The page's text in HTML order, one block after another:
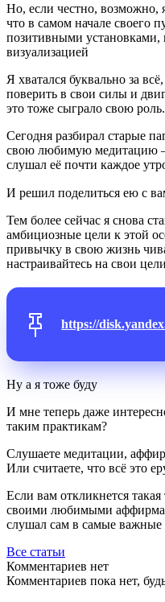
Но, если честно,
что в самом начале своего
позитивными установками,
визуализацией
Я хватался буквально за
поверить в свои силы и
это тоже сыграло свою роль.
Сегодня разбирал старые
свою любимую медитацию
слушал её почти каждое
И решил поделиться ею с
Тем более сейчас я снова
амбициозные цели к этой
привычку в свою жизнь
настраивайтесь на свои
https://
Ну а я тоже буду
И мне теперь даже
таким практикам?
Слушаете медитации,
Или считаете, что всё это
Если вам откликнется
своими любимыми
слушал сам в самые
Все статьи
Комментариев нет
Комментариев пока нет,